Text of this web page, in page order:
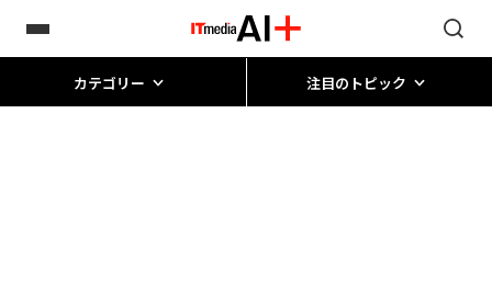
カテゴリー 注目のトピック